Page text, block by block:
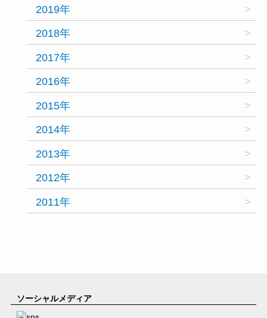
2019年
2018年
2017年
2016年
2015年
2014年
2013年
2012年
2011年
ソーシャルメディア